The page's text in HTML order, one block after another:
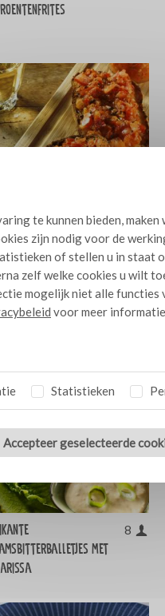
te kunnen bieden,
zijn nodig voor de
of stellen u in staat
zelf welke cookies u wilt
mogelijk niet alle functies
voor meer
Statistieken
Accepteer geselecteerde
con tomate 10
met
8